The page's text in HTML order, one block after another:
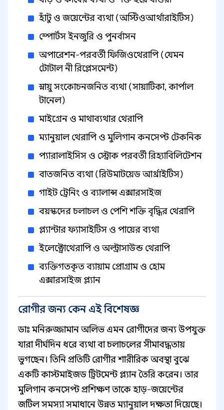
হাঁটু ও জয়েন্টের ব্যথা (অস্টিওআর্থারাইটিস)
স্পোর্টস ইনজুরি ও পুনর্বাসন
অপারেশন-পরবর্তী ফিজিওথেরাপি (যেমন
টোটাল নী রিপ্লেসমেন্ট)
স্নায়ু সংকোচনজনিত ব্যথা (সায়াটিকা, কার্পাল
টানেল)
মাইগ্রেন ও মাথাব্যথার থেরাপি
ম্যানুয়াল থেরাপি ও মুলিগান কনসেপ্ট টেকনিক
প্যারালাইসিস ও স্ট্রোক পরবর্তী রিহ্যাবিলিটেশন
বাতজনিত ব্যথা (রিউমাটয়েড আর্থ্রাইটিস)
গাইট ট্রেনিং ও ব্যালান্স এক্সারসাইজ
বয়স্কদের চলাচল ও পেশি শক্তি বৃদ্ধির থেরাপি
প্ল্যান্টার ফ্যাসাইটিস ও পায়ের ব্যথা
ইলেক্ট্রোথেরাপি ও অল্ট্রাসাউন্ড থেরাপি
ব্যক্তিগতকৃত ব্যায়াম প্রোগ্রাম ও হোম
এক্সারসাইজ প্ল্যান
রোগীর জন্য কেন এই বিশেষজ্ঞ
ডাঃ মনিরুজ্জামান অলিভ এমন রোগীদের জন্য উপযুক্ত
যারা দীর্ঘদিন ধরে ব্যথা বা চলাচলের সীমাবদ্ধতায়
ভুগছেন। তিনি প্রতিটি রোগীর শারীরিক অবস্থা বুঝে
একটি কাস্টমাইজড ট্রিটমেন্ট প্ল্যান তৈরি করেন। তার
মুলিগান কনসেপ্ট প্রশিক্ষণ তাকে হাড়-জয়েন্টের
জটিল সমস্যা সমাধানে উন্নত ম্যানুয়াল দক্ষতা দিয়েছে।